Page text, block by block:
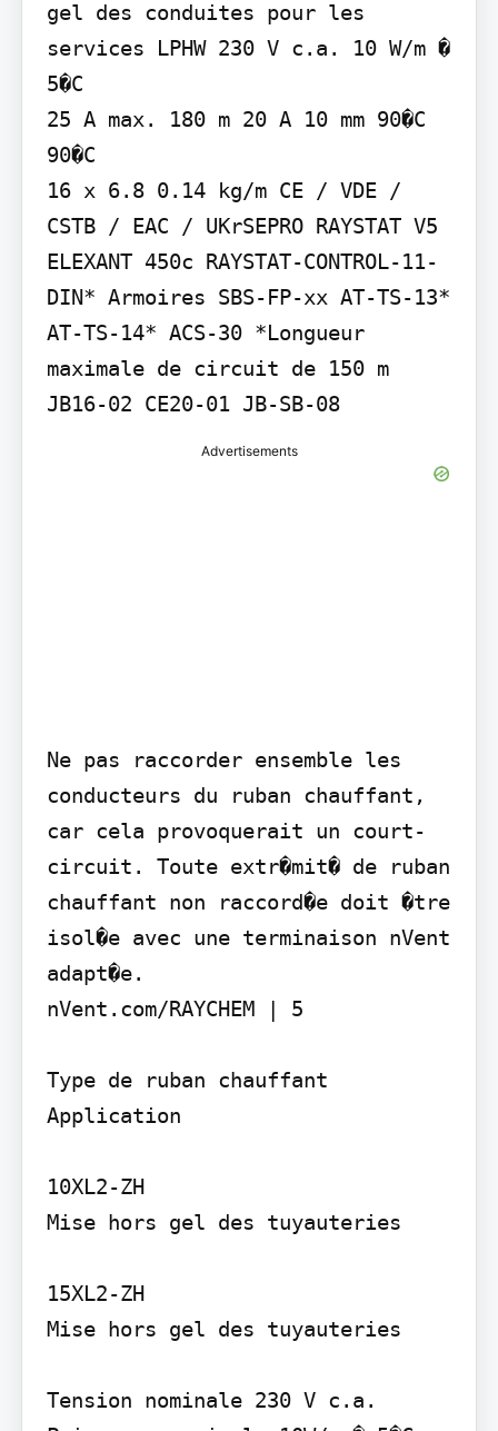
gel des conduites pour les
services LPHW 230 V c.a. 10 W/m �
5�C
25 A max. 180 m 20 A 10 mm 90�C
90�C
16 x 6.8 0.14 kg/m CE / VDE /
CSTB / EAC / UKrSEPRO RAYSTAT V5
ELEXANT 450c RAYSTAT-CONTROL-11-
DIN* Armoires SBS-FP-xx AT-TS-13*
AT-TS-14* ACS-30 *Longueur
maximale de circuit de 150 m
JB16-02 CE20-01 JB-SB-08
Advertisements
Ne pas raccorder ensemble les
conducteurs du ruban chauffant,
car cela provoquerait un court-
circuit. Toute extr�mit� de ruban
chauffant non raccord�e doit �tre
isol�e avec une terminaison nVent
adapt�e.
nVent.com/RAYCHEM | 5
Type de ruban chauffant
Application
10XL2-ZH
Mise hors gel des tuyauteries
15XL2-ZH
Mise hors gel des tuyauteries
Tension nominale 230 V c.a.